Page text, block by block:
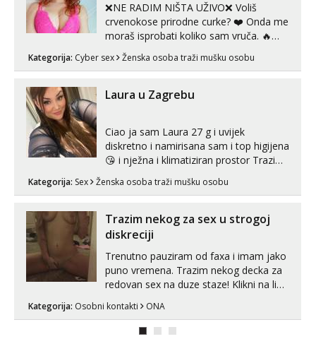
❌NE RADIM NIŠTA UŽIVO❌ Voliš
crvenokose prirodne curke? ❤️ Onda me
moraš isprobati koliko sam vruča.‎ ️‍🔥
MLADA vražica koja ima 100%
prorodne grudi, 💦 Misli su mi uvijek
U mojoj raznolikoj ponudi možeš
pranaći nešto po svojoj mjeri. Sexi videa
Kategorija: Cyber sex Ženska osoba traži mušku osobu
Laura u Zagrebu
Ciao ja sam Laura 27 g i uvijek
diskretno i namirisana sam i top higijena
😘 i nježna i klimatiziran prostor Trazim
Pusenje i gutanje sperme Erotsko rublje
tijelu Iskljucivo neradim analni !!! I
neljubim se Wha...
Kategorija: Sex Ženska osoba traži mušku osobu
Trazim nekog za sex u strogoj
diskreciji
Trenutno pauziram od faxa i imam jako
puno vremena. Trazim nekog decka za
redovan sex na duze staze! Klikni na link
Kategorija: Osobni kontakti ONA